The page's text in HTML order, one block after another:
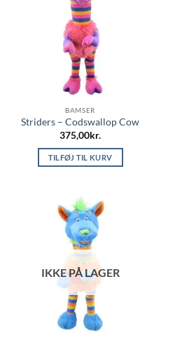
BAMSER
Striders – Codswallop Cow
375,00kr.
TILFØJ TIL KURV
IKKE PÅ LAGER